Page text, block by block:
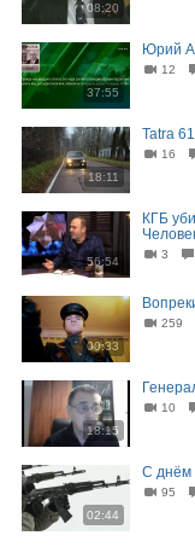
08:20
37:55
Юрий
12
18:11
Tatra
16
56:54
КГБ
3
00:33
259
18:15
10
02:44
С днём
95